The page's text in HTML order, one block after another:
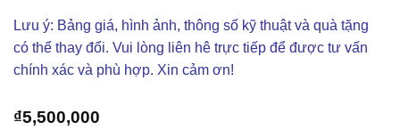
Lưu ý: Bảng giá, hình ảnh, thông số kỹ thuật và quà tặng
có thể thay đổi. Vui lòng liên hê trực tiếp để được tư vấn
chính xác và phù hợp. Xin cảm ơn!
₫5,500,000